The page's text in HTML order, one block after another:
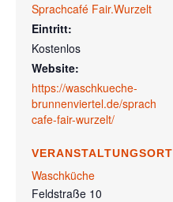
Sprachcafé Fair.Wurzelt
Eintritt:
Kostenlos
Website:
https://waschkueche-
brunnenviertel.de/sprach
cafe-fair-wurzelt/
VERANSTALTUNGSORT
Waschküche
Feldstraße 10